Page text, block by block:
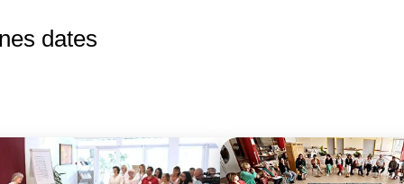
dates